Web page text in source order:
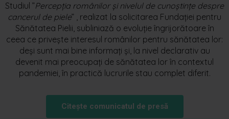
Studiul ”Percepția românilor și nivelul de cunoștințe despre
cancerul de piele” , realizat la solicitarea Fundației pentru
Sănătatea Pielii, subliniază o evoluție îngrijorătoare în
ceea ce privește interesul românilor pentru sănătatea lor:
deși sunt mai bine informați și, la nivel declarativ au
devenit mai preocupați de sănătatea lor în contextul
pandemiei, în practică lucrurile stau complet diferit.
Citește comunicatul de presă